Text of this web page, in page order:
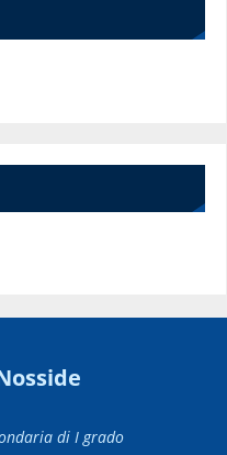
di I grado